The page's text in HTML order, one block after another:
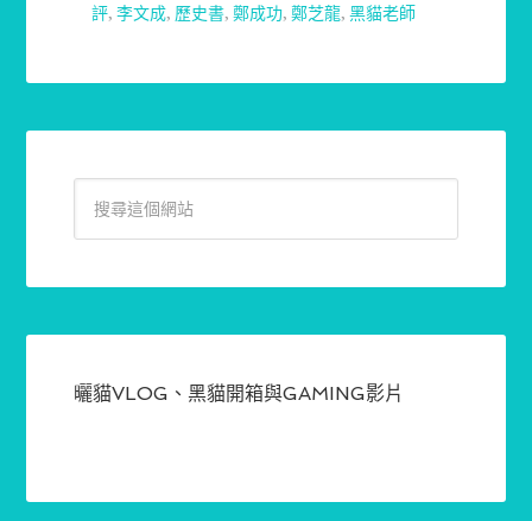
評,李文成, 歷史書,鄭成功,鄭芝龍,黑貓老師
曬貓VLOG、黑貓開箱與GAMING影片